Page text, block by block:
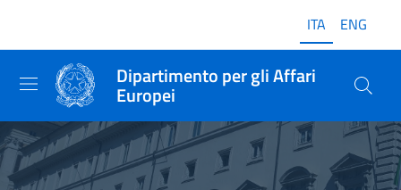
ITA ENG
Dipartimento per gli Affari
Europei